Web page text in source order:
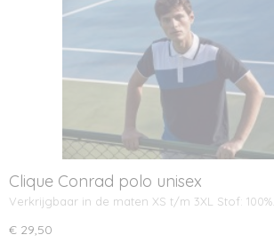
Clique Conrad polo unisex
Verkrijgbaar in de maten XS t/m 3XL Stof: 100%…
€ 29,50